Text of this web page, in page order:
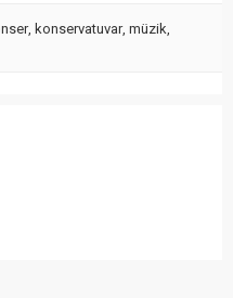
, konservatuvar, müzik,